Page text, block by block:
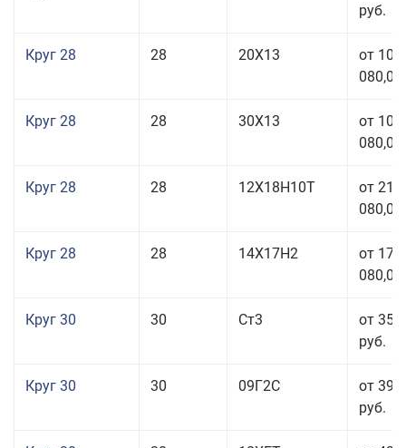
руб.
Круг 28 28 20Х13
от 103
080,00
Круг 28 28 30Х13
от 103
080,00
Круг 28 28 12Х18Н10Т
от 210
080,00
Круг 28 28 14Х17Н2
от 179
080,00
Круг 30 30 Ст3
от 35
руб.
Круг 30 30 09Г2С
от 39
руб.